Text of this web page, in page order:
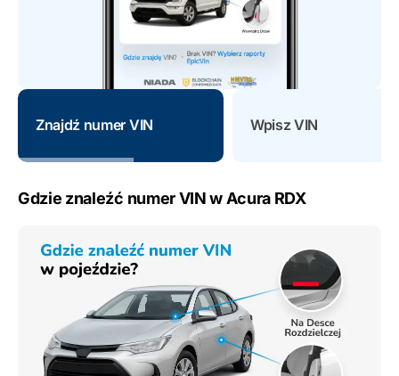
Znajdź numer VIN Wpisz VIN
Gdzie znaleźć numer VIN w Acura RDX